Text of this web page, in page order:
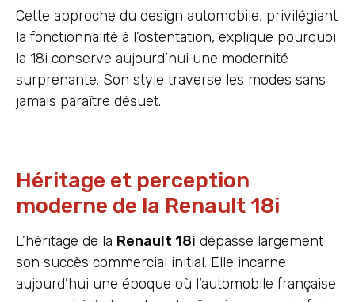
Cette approche du design automobile, privilégiant
la fonctionnalité à l’ostentation, explique pourquoi
la 18i conserve aujourd’hui une modernité
surprenante. Son style traverse les modes sans
jamais paraître désuet.
Héritage et perception
moderne de la Renault 18i
L’héritage de la Renault 18i dépasse largement
son succès commercial initial. Elle incarne
aujourd’hui une époque où l’automobile française